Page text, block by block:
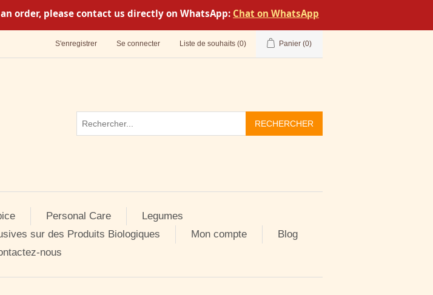
order, please contact us directly on WhatsApp: Chat on WhatsApp
S'enregistrer Se connecter Liste de souhaits (0) Panier (0)
RECHERCHER
Personal Care
Legumes
sur des Produits Biologiques
Mon compte
Blog
nous